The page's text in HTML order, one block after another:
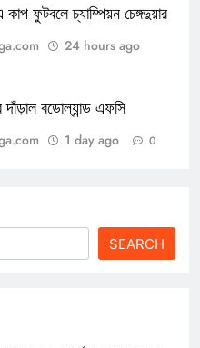
ফুটবলে চ্যাম্পিয়ন চেঙ্গদুয়ার
24 hours ago
দাঁড়াল বডোল্যান্ড এফসি
1 day ago 0
SEARCH